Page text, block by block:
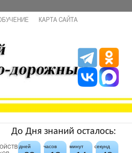
КАРТА САЙТА
До Дня знаний осталось:
дней часов минут секунд